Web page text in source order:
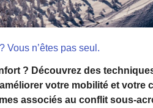
Vous n’êtes pas seul.
? Découvrez des
votre mobilité et
associés au conflit sous-